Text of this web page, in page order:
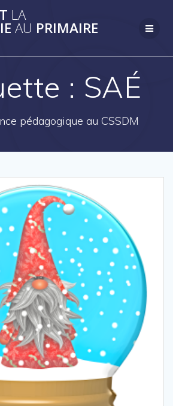
content
LA
AU PRIMAIRE
: SAÉ
pédagogique au CSSDM